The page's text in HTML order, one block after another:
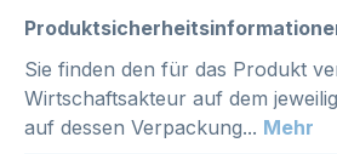
Sie finden den für das Produkt
Wirtschaftsakteur auf dem
auf dessen Verpackung... Mehr